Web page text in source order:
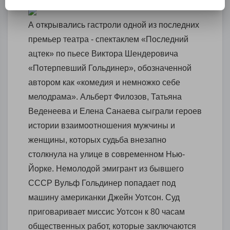
А открывались гастроли одной из последних
премьер театра - спектаклем «Последний
ацтек» по пьесе Виктора Шендеровича
«Потерпевший Гольдинер», обозначенной
автором как «комедия и немножко себе
мелодрама». Альберт Филозов, Татьяна
Веденеева и Елена Санаева сыграли героев
истории взаимоотношения мужчины и
женщины, которых судьба внезапно
столкнула на улице в современном Нью-
Йорке. Немолодой эмигрант из бывшего
СССР Вульф Гольдинер попадает под
машину американки Джейн Уотсон. Суд
приговаривает миссис Уотсон к 80 часам
общественных работ, которые заключаются